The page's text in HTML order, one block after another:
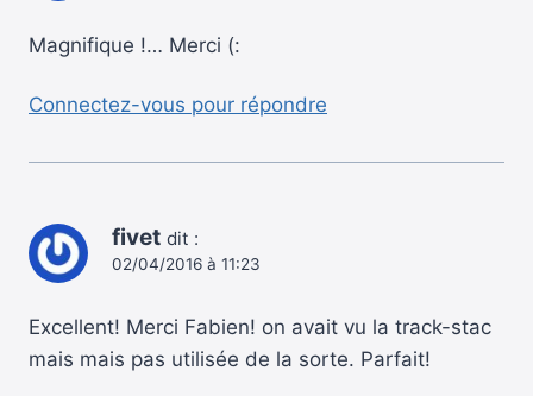
Magnifique !… Merci (:
Connectez-vous pour répondre
fivet dit :
02/04/2016 à 11:23
Excellent! Merci Fabien! on avait vu la track-stac
mais mais pas utilisée de la sorte. Parfait!